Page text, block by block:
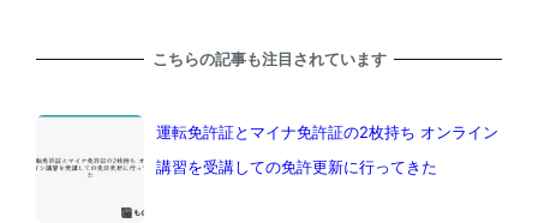
こちらの記事も注目されています
運転免許証とマイナ免許証の2枚持ち オンライン
講習を受講しての免許更新に行ってきた